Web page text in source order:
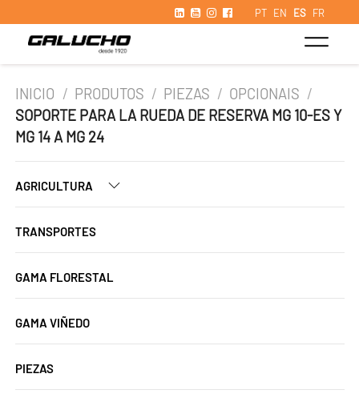
PT EN ES FR
INICIO / PRODUTOS / PIEZAS / OPCIONAIS /
SOPORTE PARA LA RUEDA DE RESERVA MG 10-ES Y
MG 14 A MG 24
AGRICULTURA
TRANSPORTES
GAMA FLORESTAL
GAMA VIÑEDO
PIEZAS